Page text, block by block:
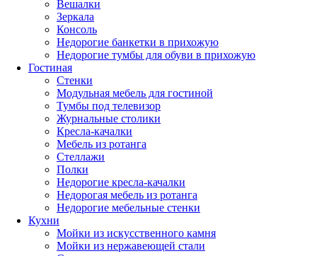
Вешалки
Зеркала
Консоль
Недорогие банкетки в прихожую
Недорогие тумбы для обуви в прихожую
Гостиная
Стенки
Модульная мебель для гостиной
Тумбы под телевизор
Журнальные столики
Кресла-качалки
Мебель из ротанга
Стеллажи
Полки
Недорогие кресла-качалки
Недорогая мебель из ротанга
Недорогие мебельные стенки
Кухни
Мойки из искусственного камня
Мойки из нержавеющей стали